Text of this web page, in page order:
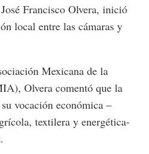
Francisco Olvera, inició
local entre las cámaras y
Mexicana de la
Olvera comentó que la
vocación económica –
textilera y energética-